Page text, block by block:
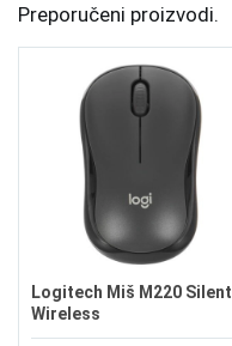
Preporučeni proizvodi.
Logitech Miš M220 Silent
Wireless